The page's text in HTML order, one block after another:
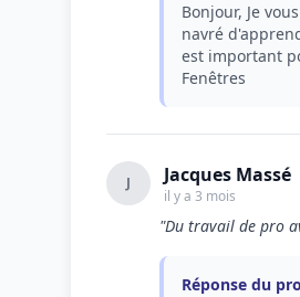
Bonjour, Je
navré
est important
Fenêtres
J Jacques Massé
il y a 3 mois
"Du travail de pro
Réponse du